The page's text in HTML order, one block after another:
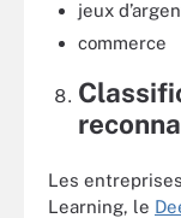
jeux
commerce
Les
Learning, le